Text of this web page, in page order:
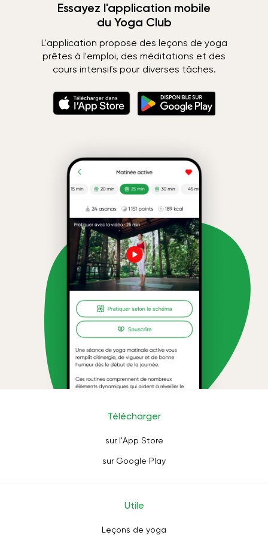
Essayez l'application mobile
du Yoga Club
L'application propose des leçons de yoga
prêtes à l'emploi, des méditations et des
cours intensifs pour diverses tâches.
Télécharger
sur l'App Store
sur Google Play
Utile
Leçons de yoga